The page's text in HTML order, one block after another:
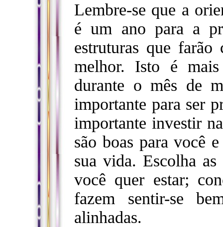
Lembre-se que a
é um ano para a
estruturas que
melhor. Isto é
durante o mês de
importante para ser
importante investir
são boas para você
sua vida. Escolha
você quer estar;
fazem sentir-se
alinhadas.